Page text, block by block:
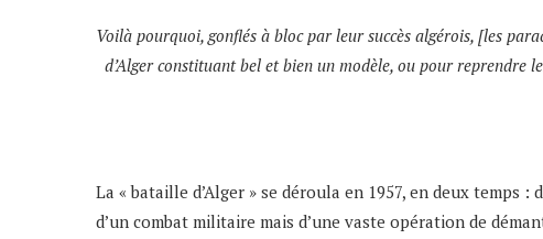
Voilà pourquoi, gonflés à bloc par leur succès algérois, [les
d’Alger constituant bel et bien un modèle, ou pour reprendre
La « bataille d’Alger » se déroula en 1957, en deux temps
d’un combat militaire mais d’une vaste opération de